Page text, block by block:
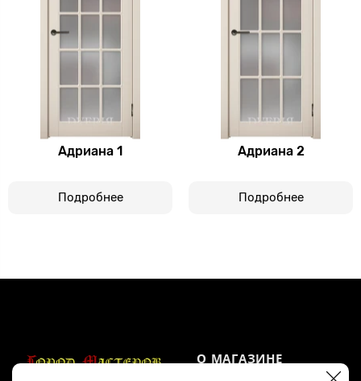
Адриана 1
Подробнее
Адриана 2
Подробнее
О МАГАЗИНЕ